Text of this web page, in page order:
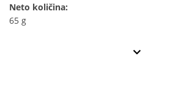
Neto količina:
65 g